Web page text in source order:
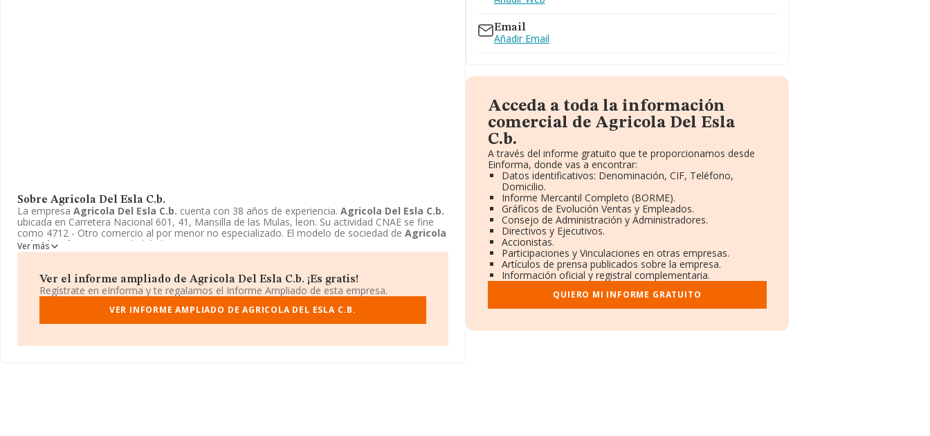
Sobre Agricola Del Esla C.b.
La empresa Agricola Del Esla C.b. cuenta con 38 años de experiencia. Agricola Del Esla C.b.
ubicada en Carretera Nacional 601, 41, Mansilla de las Mulas, leon. Su actividad CNAE se fine
como 4712 - Otro comercio al por menor no especializado. El modelo de sociedad de Agricola
Del Esla C.b.
es Comunidad de bienes.
Ver más
Ver el informe ampliado de Agricola Del Esla C.b. ¡Es gratis!
Regístrate en eInforma y te regalamos el Informe Ampliado de esta empresa.
VER INFORME AMPLIADO DE AGRICOLA DEL ESLA C.B.
Email
Añadir Email
Acceda a toda la información
comercial de Agricola Del Esla
C.b.
A través del informe gratuito que te proporcionamos desde
Einforma, donde vas a encontrar:
Datos identificativos: Denominación, CIF, Teléfono,
Domicilio.
Informe Mercantil Completo (BORME).
Gráficos de Evolución Ventas y Empleados.
Consejo de Administración y Administradores.
Directivos y Ejecutivos.
Accionistas.
Participaciones y Vinculaciones en otras empresas.
Artículos de prensa publicados sobre la empresa.
Información oficial y registral complementaria.
QUIERO MI INFORME GRATUITO